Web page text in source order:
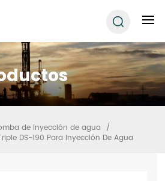
de inyección de agua /
DS-190 Para Inyección De Agua